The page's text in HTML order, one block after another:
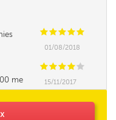
CCCCC
01/08/2018
CCCC C
me
elle
15/11/2017